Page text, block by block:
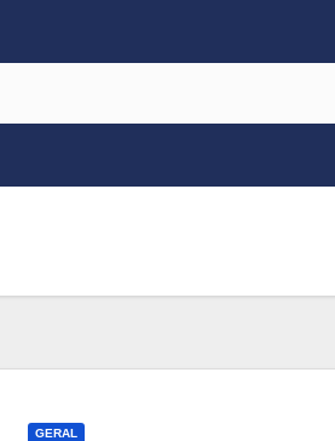
GERAL